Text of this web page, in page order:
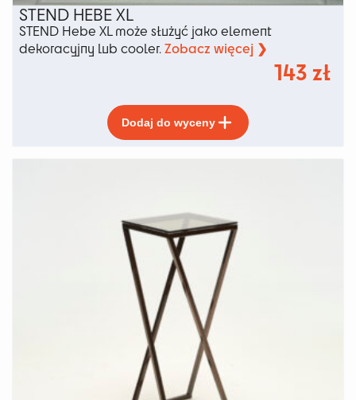
STEND HEBE XL
STEND Hebe XL może służyć jako element
dekoracyjny lub cooler. Zobacz więcej ❯
143 zł
Dodaj do wyceny
produkt
ma
można
wybrać
na
stronie
produktu